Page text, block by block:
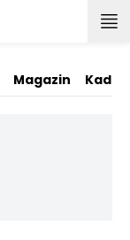
Magazin Kadın